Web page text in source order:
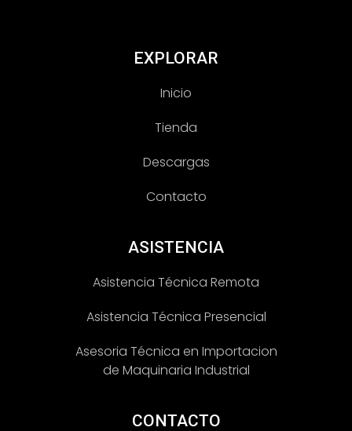
EXPLORAR
Inicio
Tienda
Descargas
Contacto
ASISTENCIA
Asistencia Técnica Remota
Asistencia Técnica Presencial
Asesoria Técnica en Importacion
de Maquinaria Industrial
CONTACTO